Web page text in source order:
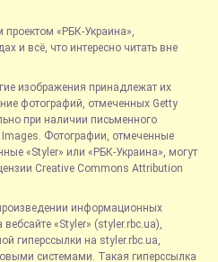
проектом «РБК-Украина»,
и всё, что интересно читать вне
изображения принадлежат их
фотографий, отмеченных Getty
при наличии письменного
Images. Фотографии, отмеченные
«Styler» или «РБК-Украина», могут
Creative Commons Attribution
информационных
«Styler» (styler.rbc.ua),
гиперссылки на styler.rbc.ua,
системами. Такая гиперссылка